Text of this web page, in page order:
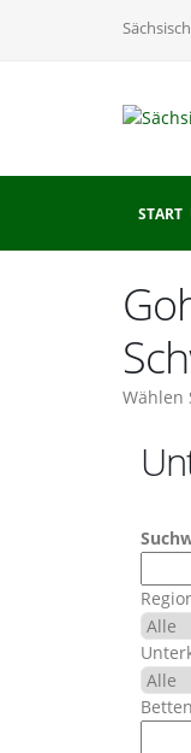
START
Wählen